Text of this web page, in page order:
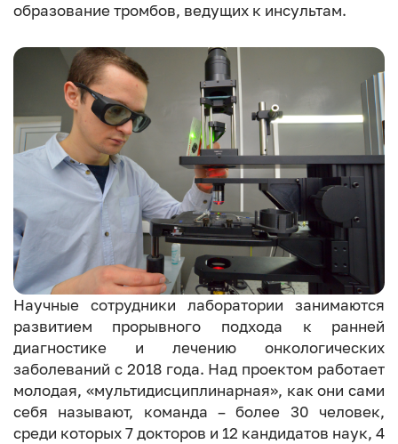
образование тромбов, ведущих к инсультам.
Научные сотрудники лаборатории занимаются
развитием прорывного подхода к ранней
диагностике и лечению онкологических
заболеваний с 2018 года. Над проектом работает
молодая, «мультидисциплинарная», как они сами
себя называют, команда – более 30 человек,
среди которых 7 докторов и 12 кандидатов наук, 4